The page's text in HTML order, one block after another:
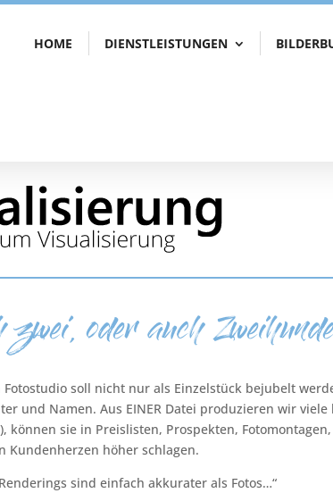
HOME DIENSTLEISTUNGEN
zwei, oder auch
soll nicht nur als Einzelstück bejubelt
und Namen. Aus EINER Datei produzieren wir
können sie in Preislisten, Prospekten,
Kundenherzen höher schlagen.
sind einfach akkurater als Fotos…“